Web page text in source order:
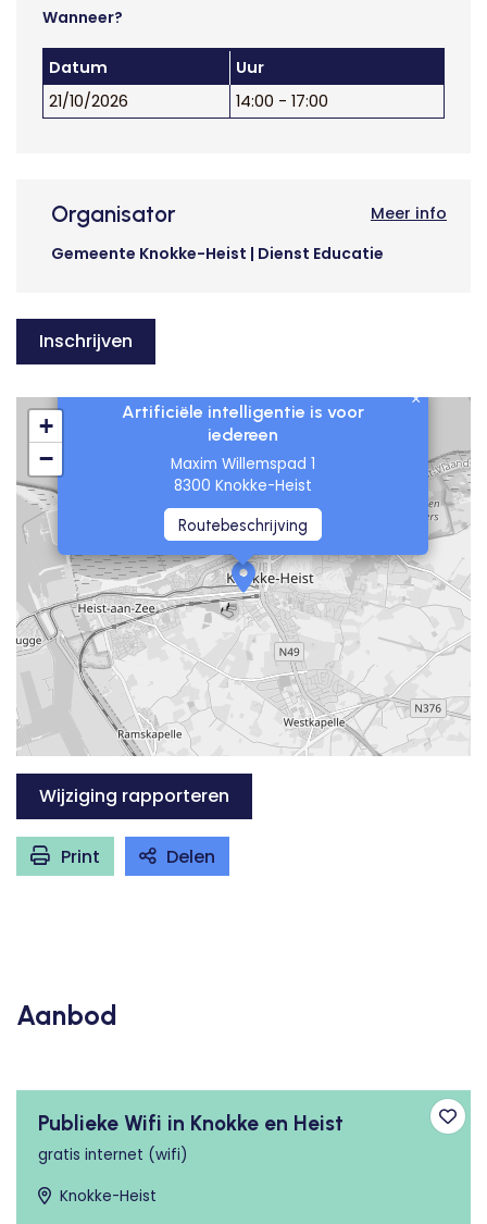
Wanneer?
Datum
Uur
21/10/2026
14:00 - 17:00
Organisator
Gemeente Knokke-Heist | Dienst Educatie
Meer info
Inschrijven
Artificiële intelligentie is voor
iedereen
Maxim Willemspad 1
8300 Knokke-Heist
Routebeschrijving
×
+
−
Wijziging rapporteren
Print Delen
Aanbod
Publieke Wifi in Knokke en Heist
gratis internet (wifi)
Knokke-Heist